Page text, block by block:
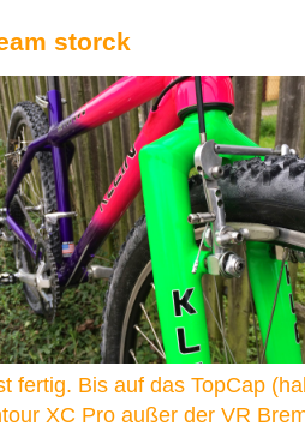
storck
fertig. Bis auf das TopCap
XC Pro außer der VR